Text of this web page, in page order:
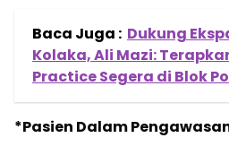
Baca Juga : Dukung
Kolaka, Ali Mazi:
Practice Segera di Blok
*Pasien Dalam